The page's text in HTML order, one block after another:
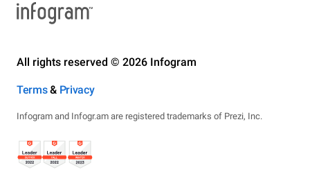
All rights reserved © 2026 Infogram
Terms& Privacy
Infogram and Infogr.am are registered trademarks of Prezi, Inc.